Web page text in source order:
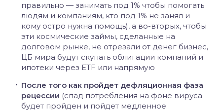
правильно — занимать под 1% чтобы помогать
людям и компаниям, кто под 1% не занял и
кому остро нужна помощь), а во-вторых, чтобы
эти космические займы, сделанные на
долговом рынке, не отрезали от денег бизнес,
ЦБ мира будут скупать облигации компаний и
ипотеки через ETF или напрямую
После того как пройдет дефляционная фаза
рецессии (спад потребления на фоне вируса
будет пройден и пойдет медленное